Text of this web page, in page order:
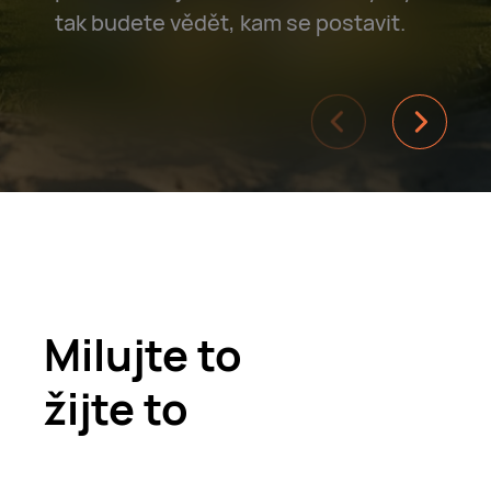
tak budete vědět, kam se postavit.
Milujte to
žijte to